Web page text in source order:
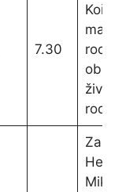
7.30
obou
živ. a
rodinu
Za